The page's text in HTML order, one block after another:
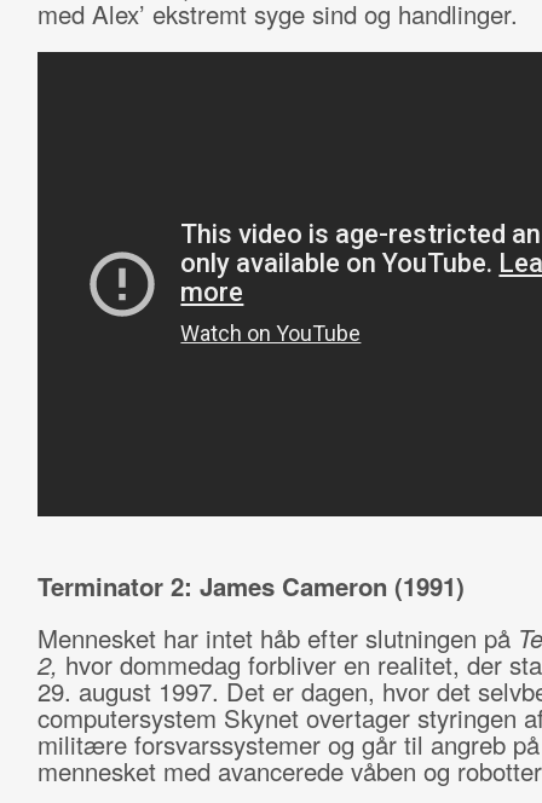
med Alex’ ekstremt syge sind og handlinger.
Terminator 2: James Cameron (1991)
Mennesket har intet håb efter slutningen på
2, hvor dommedag forbliver en realitet, der
29. august 1997. Det er dagen, hvor det
computersystem Skynet overtager styringen
militære forsvarssystemer og går til angreb på
mennesket med avancerede våben og